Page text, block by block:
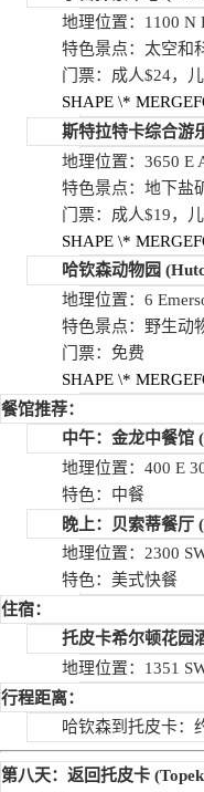
地理位置：1100 N
特色景点：太空和
门票：成人$24，
SHAPE \*
斯特拉特卡综合游
地理位置：3650 E
特色景点：地下盐
门票：成人$19，
SHAPE \*
哈钦森动物园
地理位置：6
特色景点：野生动
门票：免费
SHAPE \*
餐馆推荐：
中午：金龙中餐馆
地理位置：400 E
特色：中餐
晚上：贝索蒂餐厅
地理位置：2300
特色：美式快餐
住宿：
托皮卡希尔顿花园
地理位置：1351
行程距离：
哈钦森到托皮卡：
第八天：返回托皮卡